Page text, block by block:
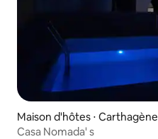
Maison d'hôtes ⋅ Carthagène
Casa Nomada' s